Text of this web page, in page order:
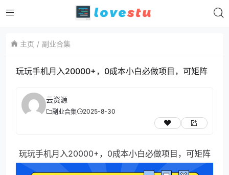
主页 副业合集
玩玩手机月入20000+，0成本小白必做项目，可矩阵
云资源
副业合集 2025-8-30
玩玩手机月入20000+，0成本小白必做项目，可矩阵